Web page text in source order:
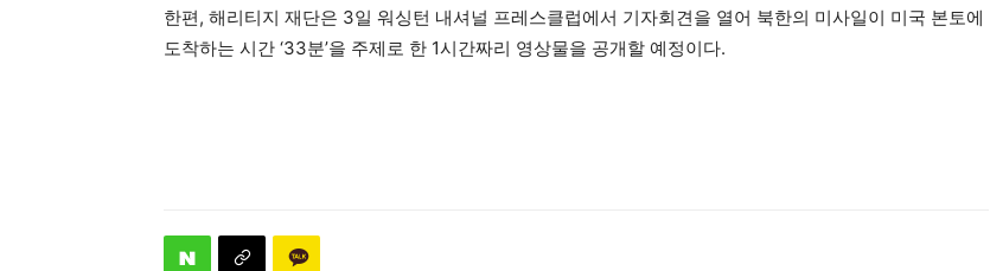
한편, 해리티지 재단은 3일 워싱턴 내셔널 프레스클럽에서 기자회견을 열어 북한의 미사일이 미국 본토에
도착하는 시간 ‘33분’을 주제로 한 1시간짜리 영상물을 공개할 예정이다.